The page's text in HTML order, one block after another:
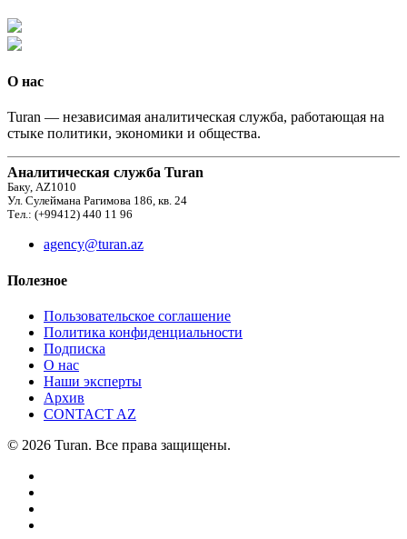
О нас
Turan — независимая аналитическая служба, работающая на
стыке политики, экономики и общества.
Аналитическая служба Turan
Баку, AZ1010
Ул. Сулеймана Рагимова 186, кв. 24
Тел.: (+99412) 440 11 96
agency@turan.az
Полезное
Пользовательское соглашение
Политика конфиденциальности
Подписка
О нас
Наши эксперты
Архив
CONTACT AZ
© 2026 Turan. Все права защищены.